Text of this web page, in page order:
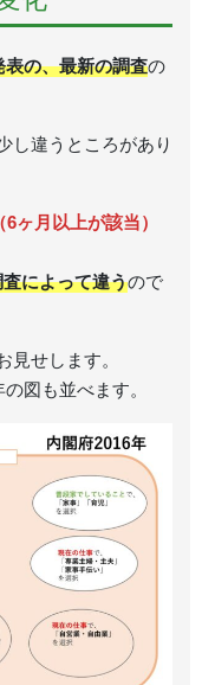
表の、最新の調査の
し違うところがあり
ヶ月以上が該当）
によって違うので
見せします。
図も並べます。